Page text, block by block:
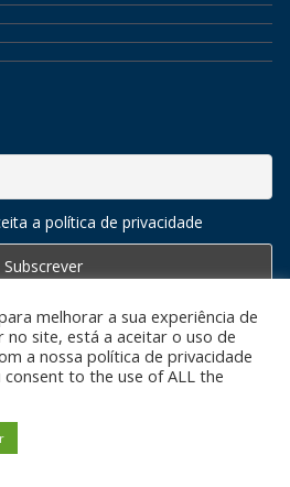
a política de privacidade
reservados
melhorar a sua experiência de
no site, está a aceitar o uso de
a nossa política de privacidade
consent to the use of ALL the